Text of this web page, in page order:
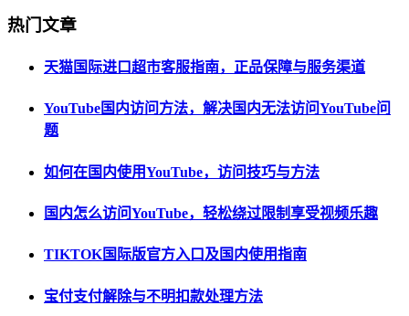
热门文章
天猫国际进口超市客服指南，正品保障与服务渠道
YouTube国内访问方法，解决国内无法访问YouTube问
题
如何在国内使用YouTube，访问技巧与方法
国内怎么访问YouTube，轻松绕过限制享受视频乐趣
TIKTOK国际版官方入口及国内使用指南
宝付支付解除与不明扣款处理方法